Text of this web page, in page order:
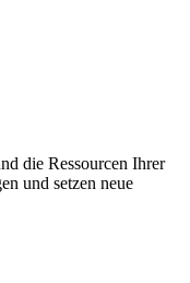
die Ressourcen Ihrer
und setzen neue